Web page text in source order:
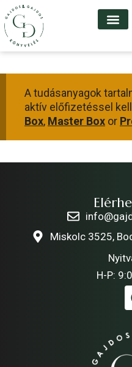
A tudásanyagok
aktív előfizetéssel
Box, Master Box or
Miskolc 3525,
H-P: